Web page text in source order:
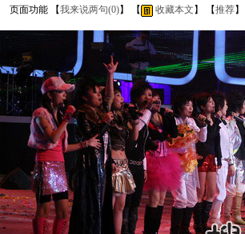
页面功能 【我来说两句(0)】 【 收藏本文 】 【推荐